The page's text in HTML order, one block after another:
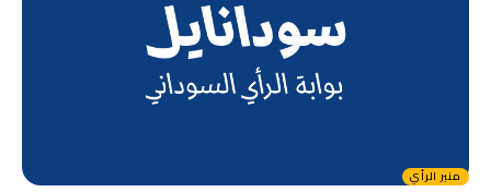
منبر الرأي